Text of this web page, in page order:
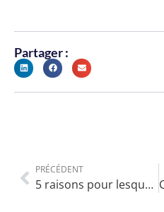
Partager :
PRÉCÉDENT
5 raisons pour lesquelles un emballage personnalisé est meilleur qu'un emballage générique